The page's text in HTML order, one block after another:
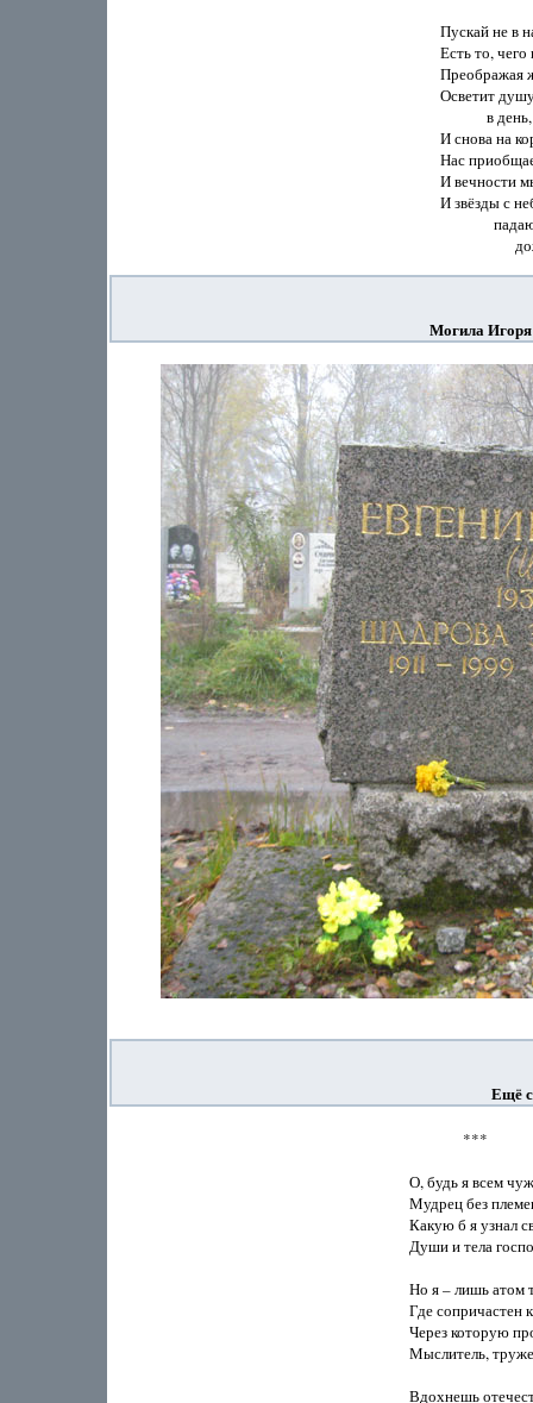
Пускай не в
Есть то,
Преображая
Осветит
в
И снова на
Нас
И вечности
И звёзды с
Могила
Ещё